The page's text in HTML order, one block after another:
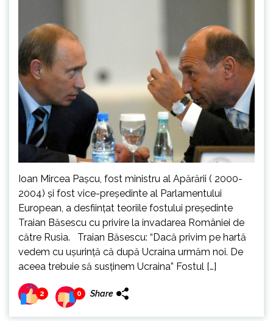
Ioan Mircea Pașcu, fost ministru al Apărării ( 2000-
2004) și fost vice-președinte al Parlamentului
European, a desființat teoriile fostului președinte
Traian Băsescu cu privire la invadarea României de
către Rusia. Traian Băsescu: “Dacă privim pe hartă
vedem cu ușurință că după Ucraina urmăm noi. De
aceea trebuie să susținem Ucraina” Fostul […]
2 0 Share